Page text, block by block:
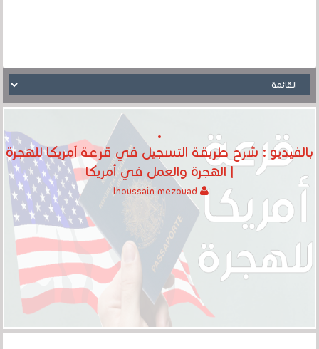
بالفيديو : شرح طريقة التسجيل في قرعة أمريكا للهجرة
| الهجرة والعمل في أمريكا